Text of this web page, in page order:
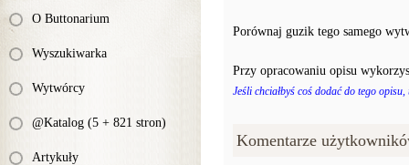
O Buttonarium
Wyszukiwarka
Wytwórcy
@Katalog (5 + 821 stron)
Artykuły
Porównaj guzik tego samego
Przy opracowaniu opisu
Jeśli chciałbyś coś dodać do tego
Komentarze